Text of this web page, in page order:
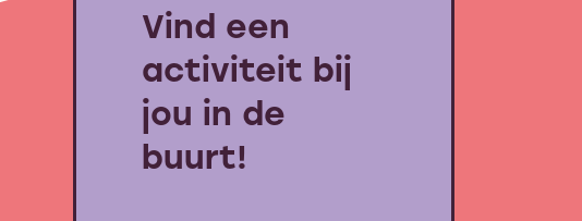
Vind een
activiteit bij
jou in de
buurt!